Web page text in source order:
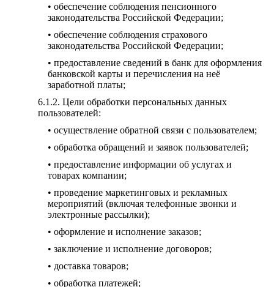
• обеспечение соблюдения пенсионного
законодательства Российской Федерации;
• обеспечение соблюдения страхового
законодательства Российской Федерации;
• предоставление сведений в банк для оформления
банковской карты и перечисления на неё
заработной платы;
Цели обработки персональных данных
пользователей:
• осуществление обратной связи с пользователем;
• обработка обращений и заявок пользователей;
• предоставление информации об услугах и
товарах компании;
• проведение маркетинговых и рекламных
мероприятий (включая телефонные звонки и
электронные рассылки);
• оформление и исполнение заказов;
• заключение и исполнение договоров;
• доставка товаров;
• обработка платежей;